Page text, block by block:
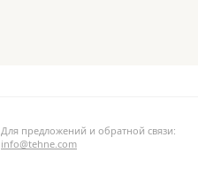
Для предложений и обратной связи:
info@tehne.com